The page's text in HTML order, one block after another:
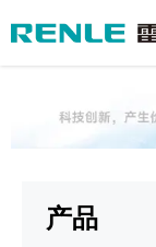
产品